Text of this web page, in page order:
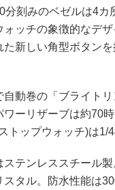
分刻みのベゼルは4カ
ォッチの象徴的なデ
新しい角型ボタン
自動巻の「ブライト
ーリザーブは約70
トップウォッチ)は1/
テンレススチール
スタル。防水性能は